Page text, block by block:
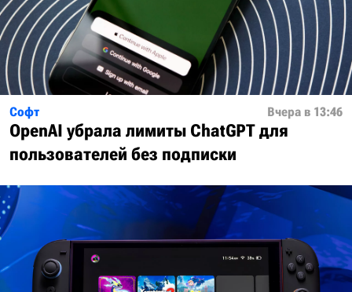
Софт Вчера в 13:46
OpenAI убрала лимиты ChatGPT для
пользователей без подписки